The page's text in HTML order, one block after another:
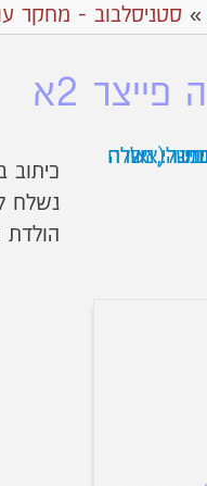
» סטניסלבוב - מחקר
2א
כיתוב
נשלח
הולדת